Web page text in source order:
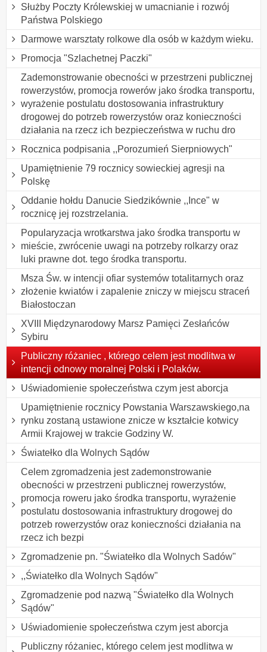
Służby Poczty Królewskiej w umacnianie i rozwój
Państwa Polskiego
Darmowe warsztaty rolkowe dla osób w każdym wieku.
Promocja "Szlachetnej Paczki"
Zademonstrowanie obecności w przestrzeni publicznej
rowerzystów, promocja rowerów jako środka transportu,
wyrażenie postulatu dostosowania infrastruktury
drogowej do potrzeb rowerzystów oraz konieczności
działania na rzecz ich bezpieczeństwa w ruchu dro
Rocznica podpisania ,,Porozumień Sierpniowych"
Upamiętnienie 79 rocznicy sowieckiej agresji na
Polskę
Oddanie hołdu Danucie Siedzikównie ,,Ince" w
rocznicę jej rozstrzelania.
Popularyzacja wrotkarstwa jako środka transportu w
mieście, zwrócenie uwagi na potrzeby rolkarzy oraz
luki prawne dot. tego środka transportu.
Msza Św. w intencji ofiar systemów totalitarnych oraz
złożenie kwiatów i zapalenie zniczy w miejscu straceń
Białostoczan
XVIII Międzynarodowy Marsz Pamięci Zesłańców
Sybiru
Publiczny różaniec , którego celem jest modlitwa w
intencji odnowy moralnej Polski i Polaków.
Uświadomienie społeczeństwa czym jest aborcja
Upamiętnienie rocznicy Powstania Warszawskiego,na
rynku zostaną ustawione znicze w kształcie kotwicy
Armii Krajowej w trakcie Godziny W.
Światełko dla Wolnych Sądów
Celem zgromadzenia jest zademonstrowanie
obecności w przestrzeni publicznej rowerzystów,
promocja roweru jako środka transportu, wyrażenie
postulatu dostosowania infrastruktury drogowej do
potrzeb rowerzystów oraz konieczności działania na
rzecz ich bezpi
Zgromadzenie pn. "Światełko dla Wolnych Sadów"
,,Światełko dla Wolnych Sądów"
Zgromadzenie pod nazwą "Światełko dla Wolnych
Sądów"
Uświadomienie społeczeństwa czym jest aborcja
Publiczny różaniec, którego celem jest modlitwa w